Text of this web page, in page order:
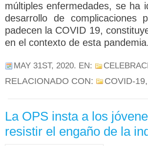
múltiples enfermedades, se ha
desarrollo de complicaciones
padecen la COVID 19,
en el contexto de esta pandemia.
MAY 31ST, 2020. EN:
RELACIONADO CON: COVID-19,
La OPS insta a los
resistir el engaño de la